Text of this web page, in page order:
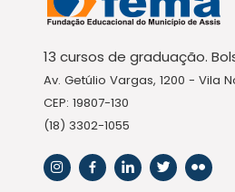
13 cursos de graduação.
Av. Getúlio Vargas, 1200 - Vila
CEP: 19807-130
(18) 3302-1055